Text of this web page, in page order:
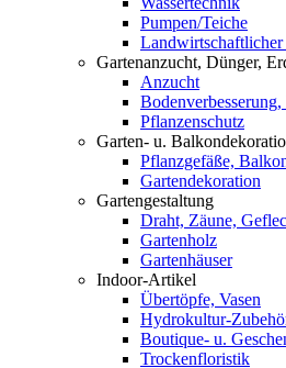
Pumpen/Teiche
Gartenanzucht, Dünger,
Anzucht
Pflanzenschutz
Garten- u.
Pflanzgefäße,
Gartendekoration
Gartengestaltung
Draht, Zäune,
Gartenholz
Gartenhäuser
Indoor-Artikel
Übertöpfe, Vasen
Hydrokultur-
Boutique- u.
Trockenfloristik